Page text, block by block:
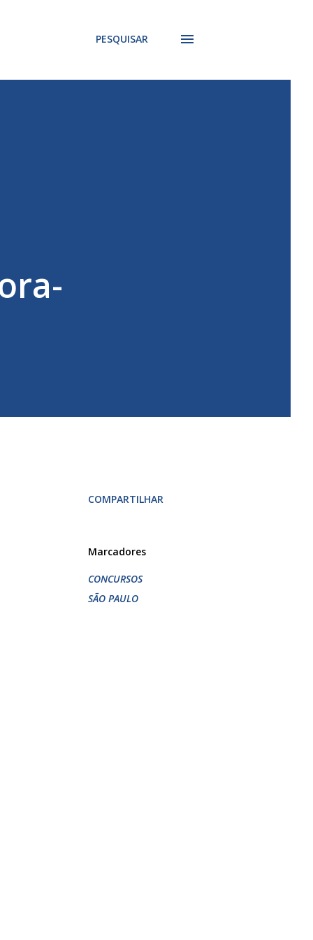
PESQUISAR
COMPARTILHAR
Marcadores
CONCURSOS
SÃO PAULO